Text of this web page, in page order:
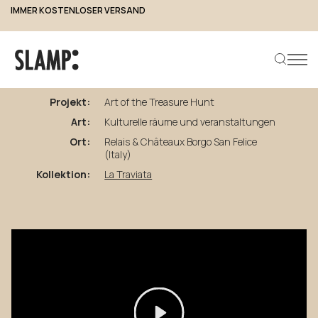
IMMER KOSTENLOSER VERSAND
Produkt suchen
Art ofthe
Projekt:
Art of the Treasure Hunt
Art:
Kulturelle räume und veranstaltungen
Ort:
Relais & Châteaux Borgo San Felice
(Italy)
Kollektion:
La Traviata